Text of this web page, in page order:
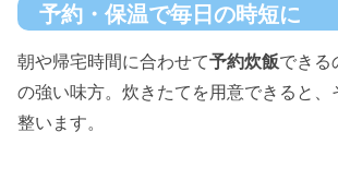
予約・保温で毎日の時短に
朝や帰宅時間に合わせて予約炊飯できる
の強い味方。炊きたてを用意できると、
整います。